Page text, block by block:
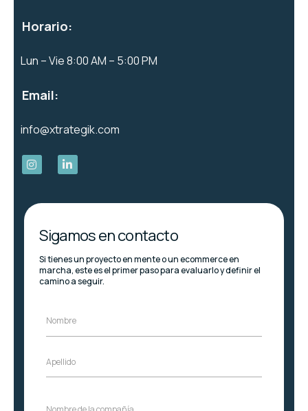
Horario:
Lun – Vie 8:00 AM – 5:00 PM
Email:
info@xtrategik.com
Sigamos en contacto
Si tienes un proyecto en mente o un ecommerce en
marcha, este es el primer paso para evaluarlo y definir el
camino a seguir.
N
o
b
r
Nombre
A
p
Apellido